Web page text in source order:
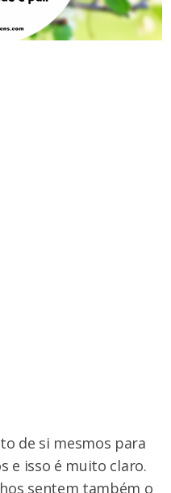
de si mesmos para
e isso é muito claro.
sentem também o